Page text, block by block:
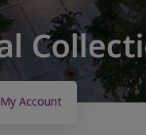
My Account